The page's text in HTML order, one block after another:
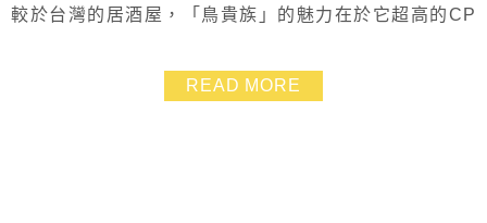
較於台灣的居酒屋，「鳥貴族」的魅力在於它超高的CP
份有2串呢！菜色多樣很適合全家大小一起朝聖！我們就
篇就搶先在東京開箱給大家看啦~鳥貴族的菜單從經典雞
READ MORE